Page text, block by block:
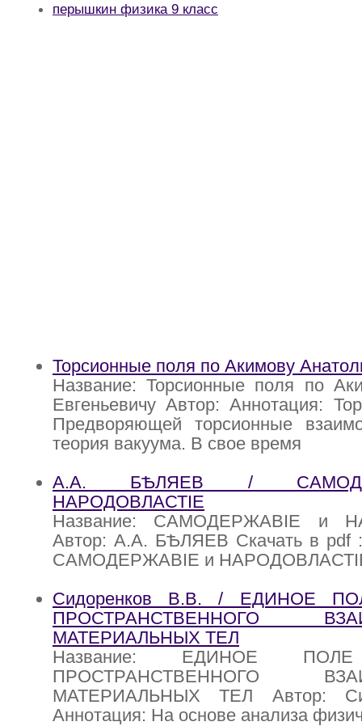
перышкин физика 9 класс
Торсионные поля по Акимову
Название: Торсионные поля по
Евгеньевичу Автор: Аннотация:
Предворяющей торсионные
теория вакуума. В свое время
А.А. БѢЛЯЕВ /
НАРОДОВЛАСТIЕ
Название: САМОДЕРЖАВIЕ и
Автор: А.А. БѢЛЯЕВ Скачать в
САМОДЕРЖАВIЕ и
Сидоренков В.В. / ЕДИНОЕ
ПРОСТРАНСТВЕННОГО
МАТЕРИАЛЬНЫХ ТЕЛ
Название: ЕДИНОЕ
ПРОСТРАНСТВЕННОГО
МАТЕРИАЛЬНЫХ ТЕЛ Автор:
Аннотация: На основе анализа